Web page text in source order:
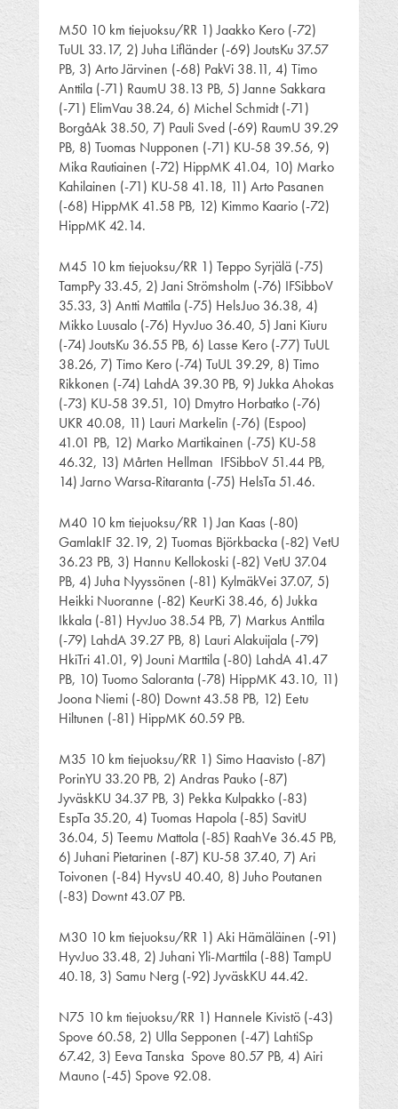
M50 10 km tiejuoksu/RR 1) Jaakko Kero (-72)
TuUL 33.17, 2) Juha Lifländer (-69) JoutsKu 37.57
PB, 3) Arto Järvinen (-68) PakVi 38.11, 4) Timo
Anttila (-71) RaumU 38.13 PB, 5) Janne Sakkara
(-71) ElimVau 38.24, 6) Michel Schmidt (-71)
BorgåAk 38.50, 7) Pauli Sved (-69) RaumU 39.29
PB, 8) Tuomas Nupponen (-71) KU-58 39.56, 9)
Mika Rautiainen (-72) HippMK 41.04, 10) Marko
Kahilainen (-71) KU-58 41.18, 11) Arto Pasanen
(-68) HippMK 41.58 PB, 12) Kimmo Kaario (-72)
HippMK 42.14.
M45 10 km tiejuoksu/RR 1) Teppo Syrjälä (-75)
TampPy 33.45, 2) Jani Strömsholm (-76) IFSibboV
35.33, 3) Antti Mattila (-75) HelsJuo 36.38, 4)
Mikko Luusalo (-76) HyvJuo 36.40, 5) Jani Kiuru
(-74) JoutsKu 36.55 PB, 6) Lasse Kero (-77) TuUL
38.26, 7) Timo Kero (-74) TuUL 39.29, 8) Timo
Rikkonen (-74) LahdA 39.30 PB, 9) Jukka Ahokas
(-73) KU-58 39.51, 10) Dmytro Horbatko (-76)
UKR 40.08, 11) Lauri Markelin (-76) (Espoo)
41.01 PB, 12) Marko Martikainen (-75) KU-58
46.32, 13) Mårten Hellman IFSibboV 51.44 PB,
14) Jarno Warsa-Ritaranta (-75) HelsTa 51.46.
M40 10 km tiejuoksu/RR 1) Jan Kaas (-80)
GamlakIF 32.19, 2) Tuomas Björkbacka (-82) VetU
36.23 PB, 3) Hannu Kellokoski (-82) VetU 37.04
PB, 4) Juha Nyyssönen (-81) KylmäkVei 37.07, 5)
Heikki Nuoranne (-82) KeurKi 38.46, 6) Jukka
Ikkala (-81) HyvJuo 38.54 PB, 7) Markus Anttila
(-79) LahdA 39.27 PB, 8) Lauri Alakuijala (-79)
HkiTri 41.01, 9) Jouni Marttila (-80) LahdA 41.47
PB, 10) Tuomo Saloranta (-78) HippMK 43.10, 11)
Joona Niemi (-80) Downt 43.58 PB, 12) Eetu
Hiltunen (-81) HippMK 60.59 PB.
M35 10 km tiejuoksu/RR 1) Simo Haavisto (-87)
PorinYU 33.20 PB, 2) Andras Pauko (-87)
JyväskKU 34.37 PB, 3) Pekka Kulpakko (-83)
EspTa 35.20, 4) Tuomas Hapola (-85) SavitU
36.04, 5) Teemu Mattola (-85) RaahVe 36.45 PB,
6) Juhani Pietarinen (-87) KU-58 37.40, 7) Ari
Toivonen (-84) HyvsU 40.40, 8) Juho Poutanen
(-83) Downt 43.07 PB.
M30 10 km tiejuoksu/RR 1) Aki Hämäläinen (-91)
HyvJuo 33.48, 2) Juhani Yli-Marttila (-88) TampU
40.18, 3) Samu Nerg (-92) JyväskKU 44.42.
N75 10 km tiejuoksu/RR 1) Hannele Kivistö (-43)
Spove 60.58, 2) Ulla Sepponen (-47) LahtiSp
67.42, 3) Eeva Tanska Spove 80.57 PB, 4) Airi
Mauno (-45) Spove 92.08.